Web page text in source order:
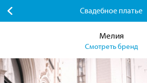
Свадебное платье
Мелия
Смотреть бренд